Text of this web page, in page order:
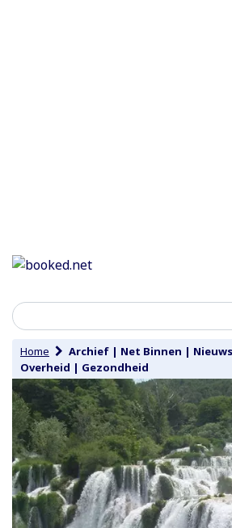
Home Archief | Net Binnen |
Overheid | Gezondheid